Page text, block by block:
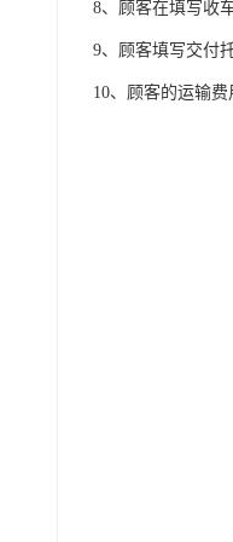
8、顾客在填写收
9、顾客填写交付
10、顾客的运输